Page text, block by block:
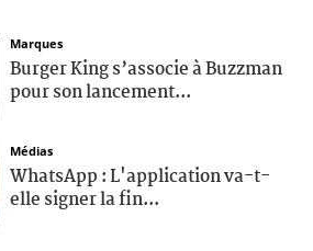
Marques
Burger King s’associe à Buzzman
pour son lancement...
Médias
WhatsApp : L'application va-t-
elle signer la fin...